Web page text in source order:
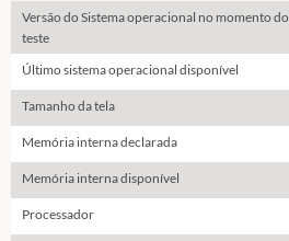
Versão do Sistema operacional no momento do
teste
Último sistema operacional disponível
Tamanho da tela
Memória interna declarada
Memória interna disponível
Processador